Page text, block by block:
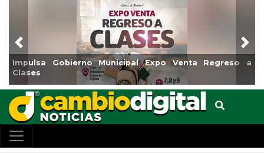
Impulsa Gobierno Municipal Expo Venta Regreso a
Clases
Previous